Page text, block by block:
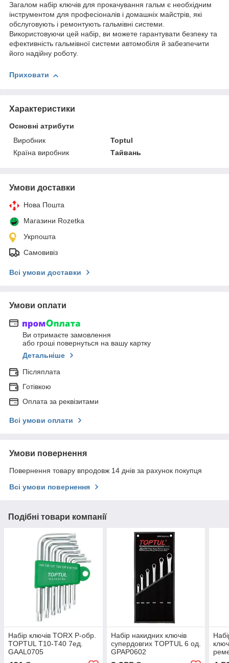
Загалом набір ключів для прокачування гальм є необхідним
інструментом для професіоналів і домашніх майстрів, які
обслуговують і ремонтують гальмівні системи.
Використовуючи цей набір, ви можете гарантувати безпеку та
ефективність гальмівної системи автомобіля й забезпечити
його надійну роботу.
Приховати
Характеристики
Основні атрибути
Виробник
Toptul
Країна виробник
Тайвань
Умови доставки
Нова Пошта
Магазини Rozetka
Укрпошта
Самовивіз
Всі умови доставки
Умови оплати
Ви отримаєте замовлення
або гроші повернуться на вашу картку
Детальніше
Післяплата
Готівкою
Оплата за реквізитами
Всі умови оплати
Умови повернення
Повернення товару впродовж 14 днів за рахунок покупця
Всі умови повернення
Подібні товари компанії
Набір ключів TORX Р-обр.
TOPTUL T10-T40 7ед.
GAAL0705
Набір накидних ключів
супердовгих TOPTUL 6 од.
GPAP0602